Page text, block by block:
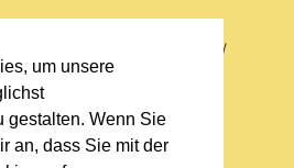
um unsere
gestalten. Wenn Sie
an, dass Sie mit der
www.bierkreiszeichen.at/
/Gesammelte Biere